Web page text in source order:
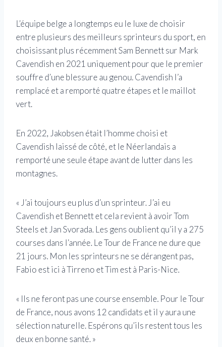
L’équipe belge a longtemps eu le luxe de choisir
entre plusieurs des meilleurs sprinteurs du sport, en
choisissant plus récemment Sam Bennett sur Mark
Cavendish en 2021 uniquement pour que le premier
souffre d’une blessure au genou. Cavendish l’a
remplacé et a remporté quatre étapes et le maillot
vert.
En 2022, Jakobsen était l’homme choisi et
Cavendish laissé de côté, et le Néerlandais a
remporté une seule étape avant de lutter dans les
montagnes.
« J’ai toujours eu plus d’un sprinteur. J’ai eu
Cavendish et Bennett et cela revient à avoir Tom
Steels et Jan Svorada. Les gens oublient qu’il y a 275
courses dans l’année. Le Tour de France ne dure que
21 jours. Mon les sprinteurs ne se dérangent pas,
Fabio est ici à Tirreno et Tim est à Paris-Nice.
« Ils ne feront pas une course ensemble. Pour le Tour
de France, nous avons 12 candidats et il y aura une
sélection naturelle. Espérons qu’ils restent tous les
deux en bonne santé. »